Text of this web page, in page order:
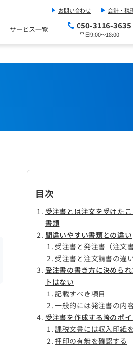
お問い合わせ 会計・税
サービス一覧 050-3116-3635
平日9:00～18:00
目次
受注書とは注文を受けた
書類
間違いやすい書類との違い
受注書と発注書（注文
受注書と注文請書の違い
受注書の書き方に決めら
トはない
記載すべき項目
一般的には発注書の内
受注書を作成する際のポイ
課税文書には収入印紙
押印の有無を確認する